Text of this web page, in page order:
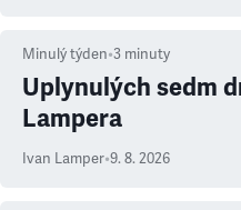
Minulý týden•3 minuty
Uplynulých sedm
Lampera
Ivan Lamper•9. 8. 2026